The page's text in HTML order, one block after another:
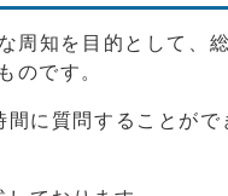
周知を目的として、
のです。
に質問することが